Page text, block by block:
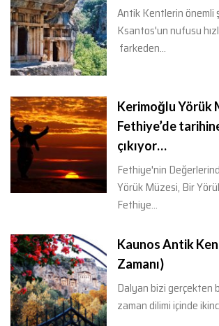
Antik Kentlerin önemli
Ksantos'un nufusu
farkeden...
Kerimoğlu Yörük
Fethiye’de
çıkıyor…
Fethiye'nin
Yörük Müzesi, Bir
Fethiye...
Kaunos Antik
Zamanı)
Dalyan bizi gerçekten
zaman dilimi içinde ikinci